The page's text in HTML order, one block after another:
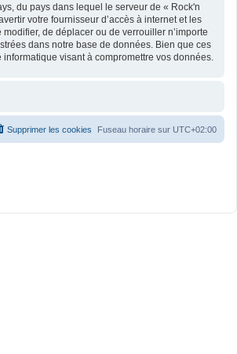
du pays dans lequel le serveur de « Rock'n
votre fournisseur d’accès à internet et les
de déplacer ou de verrouiller n’importe
dans notre base de données. Bien que ces
visant à compromettre vos données.
Fuseau horaire sur UTC+02:00
Supprimer les cookies